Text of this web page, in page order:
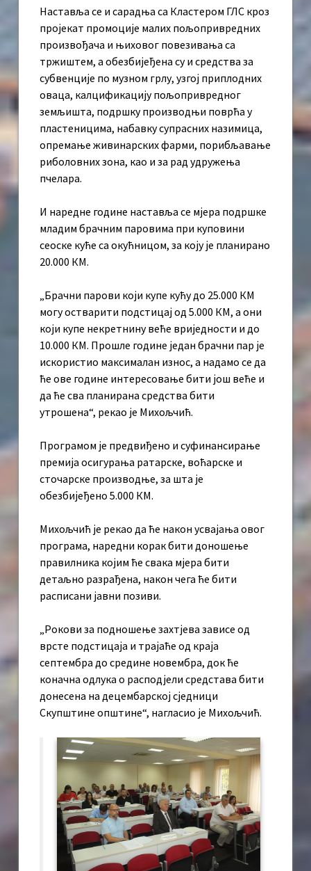
Наставља се и сарадња са Кластером ГЛС кроз
пројекат промоције малих пољопривредних
произвођача и њиховог повезивања са
тржиштем, а обезбијеђена су и средства за
субвенције по музном грлу, узгој приплодних
оваца, калцификацију пољопривредног
земљишта, подршку производњи поврћа у
пластеницима, набавку супрасних назимица,
опремање живинарских фарми, порибљавање
риболовних зона, као и за рад удружења
пчелара.
И наредне године наставља се мјера подршке
младим брачним паровима при куповини
сеоске куће са окућницом, за коју је планирано
20.000 КМ.
„Брачни парови који купе кућу до 25.000 КМ
могу остварити подстицај од 5.000 КМ, а они
који купе некретнину веће вриједности и до
10.000 КМ. Прошле године један брачни пар је
искористио максималан износ, а надамо се да
ће ове године интересовање бити још веће и
да ће сва планирана средства бити
утрошена“, рекао је Михољчић.
Програмом је предвиђено и суфинансирање
премија осигурања ратарске, воћарске и
сточарске производње, за шта је
обезбијеђено 5.000 КМ.
Михољчић је рекао да ће након усвајања овог
програма, нaредни корак бити доношење
правилника којим ће свака мјера бити
детаљно разрађена, након чега ће бити
расписани јавни позиви.
„Рокови за подношење захтјева зависе од
врсте подстицаја и трајаће од краја
септембра до средине новембра, док ће
коначна одлука о расподјели средстава бити
донесена на децембарској сједници
Скупштине општине“, нагласио је Михољчић.